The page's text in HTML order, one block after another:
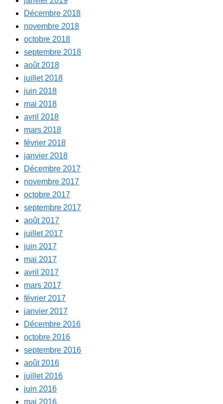
Décembre 2018
novembre 2018
octobre 2018
septembre 2018
août 2018
juillet 2018
juin 2018
mai 2018
avril 2018
mars 2018
février 2018
janvier 2018
Décembre 2017
novembre 2017
octobre 2017
septembre 2017
août 2017
juillet 2017
juin 2017
mai 2017
avril 2017
mars 2017
février 2017
janvier 2017
Décembre 2016
octobre 2016
septembre 2016
août 2016
juillet 2016
juin 2016
mai 2016